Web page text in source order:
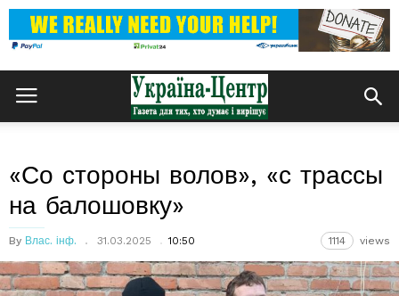
«Со стороны волов», «с трассы
на балошовку»
By Влас. інф. 31.03.2025 10:50 1114 views